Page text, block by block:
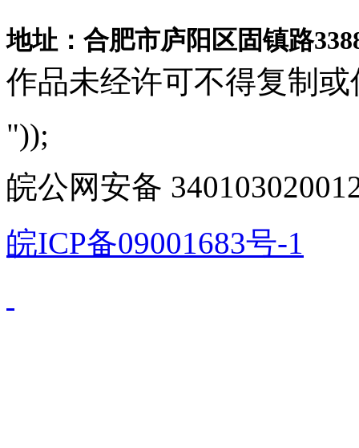
地址：合肥市庐阳区固镇路
作品未经许可不得复制或
"));
皖公网安备
皖ICP备09001683号-1